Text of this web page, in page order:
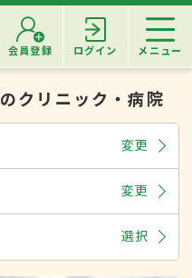
会員登録 ログイン メニュー
のクリニック・病院
変更
変更
選択